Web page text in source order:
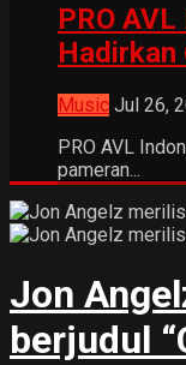
PRO
Hadirkan
Music Jul 26,
PRO AVL
pameran...
Jon
berjudul